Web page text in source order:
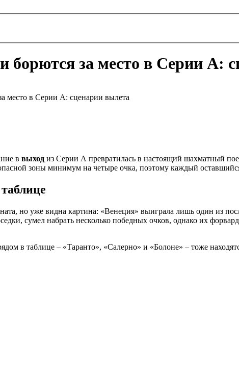
борются за место в Серии А:
место в Серии А: сценарии вылета
в выход из Серии А превратилась в настоящий шахматный
зоны минимум на четыре очка, поэтому каждый
но уже видна картина: «Венеция» выиграла лишь один из
сумел набрать несколько победных очков, однако их
в таблице – «Таранто», «Салерно» и «Болоне» – тоже